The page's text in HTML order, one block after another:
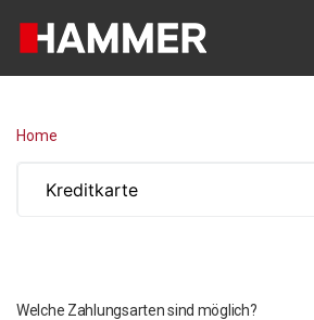
Home
Welche Zahlungsarten sind möglich?